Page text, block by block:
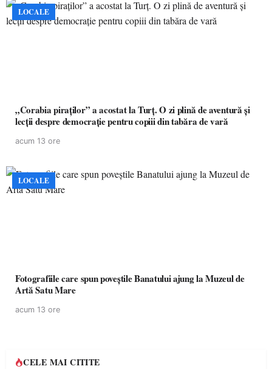
LOCALE
„Corabia piraților” a acostat la Turț. O zi plină de aventură și
lecții despre democrație pentru copiii din tabăra de vară
acum 13 ore
LOCALE
Fotografiile care spun poveștile Banatului ajung la Muzeul de
Artă Satu Mare
acum 13 ore
CELE MAI CITITE